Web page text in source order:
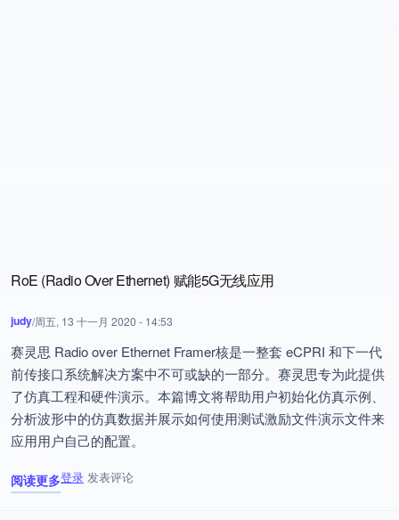
RoE (Radio Over Ethernet) 赋能5G无线应用
judy/周五, 13 十一月 2020 - 14:53
赛灵思 Radio over Ethernet Framer核是一整套 eCPRI 和下一代
前传接口系统解决方案中不可或缺的一部分。赛灵思专为此提供
了仿真工程和硬件演示。本篇博文将帮助用户初始化仿真示例、
分析波形中的仿真数据并展示如何使用测试激励文件演示文件来
应用用户自己的配置。
阅读更多
关于 RoE (Radio Over Ethernet) 赋能5G无线应用
登录 发表评论